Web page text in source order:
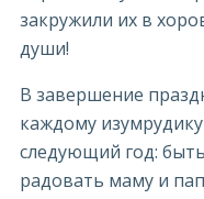
закружили их в
души!
В завершение
каждому
следующий год:
радовать маму и